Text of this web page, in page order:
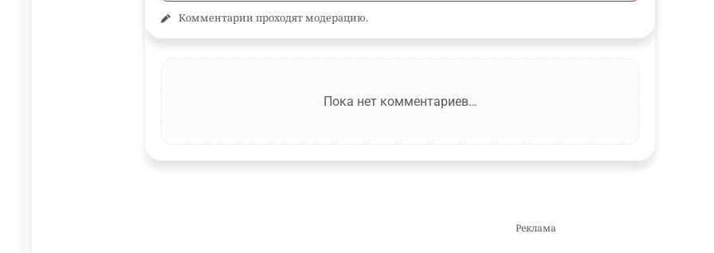
Комментарии проходят модерацию.
Пока нет комментариев…